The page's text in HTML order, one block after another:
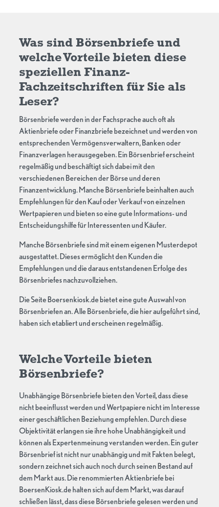
Was sind Börsenbriefe und
welche Vorteile bieten diese
speziellen Finanz-
Fachzeitschriften für Sie als
Leser?
Börsenbriefe werden in der Fachsprache auch oft als
Aktienbriefe oder Finanzbriefe bezeichnet und werden von
entsprechenden Vermögensverwaltern, Banken oder
Finanzverlagen herausgegeben. Ein Börsenbrief erscheint
regelmäßig und beschäftigt sich dabei mit den
verschiedenen Bereichen der Börse und deren
Finanzentwicklung. Manche Börsenbriefe beinhalten auch
Empfehlungen für den Kauf oder Verkauf von einzelnen
Wertpapieren und bieten so eine gute Informations- und
Entscheidungshilfe für Interessenten und Käufer.
Manche Börsenbriefe sind mit einem eigenen Musterdepot
ausgestattet. Dieses ermöglicht den Kunden die
Empfehlungen und die daraus entstandenen Erfolge des
Börsenbriefes nachzuvollziehen.
Die Seite Boersenkiosk.de bietet eine gute Auswahl von
Börsenbriefen an. Alle Börsenbriefe, die hier aufgeführt sind,
haben sich etabliert und erscheinen regelmäßig.
Welche Vorteile bieten
Börsenbriefe?
Unabhängige Börsenbriefe bieten den Vorteil, dass diese
nicht beeinflusst werden und Wertpapiere nicht im Interesse
einer geschäftlichen Beziehung empfehlen. Durch diese
Objektivität erlangen sie ihre hohe Unabhängigkeit und
können als Expertenmeinung verstanden werden. Ein guter
Börsenbrief ist nicht nur unabhängig und mit Fakten belegt,
sondern zeichnet sich auch noch durch seinen Bestand auf
dem Markt aus. Die renommierten Aktienbriefe bei
BoersenKiosk.de halten sich auf dem Markt, was darauf
schließen lässt, dass diese Börsenbriefe gelesen werden und